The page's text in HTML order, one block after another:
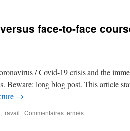
face-to-face
/ Covid-19 crisis and the
Beware: long blog post. This article
→
, travail | Commentaires ferméssur